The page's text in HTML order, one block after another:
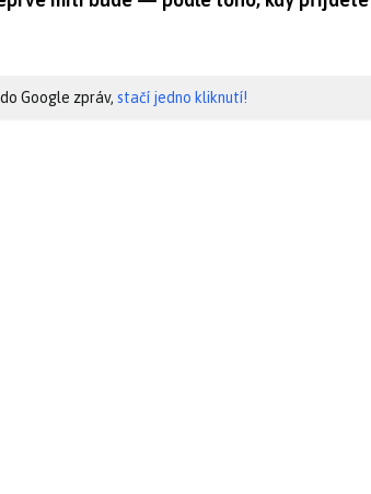
Google zpráv, stačí jedno kliknutí!